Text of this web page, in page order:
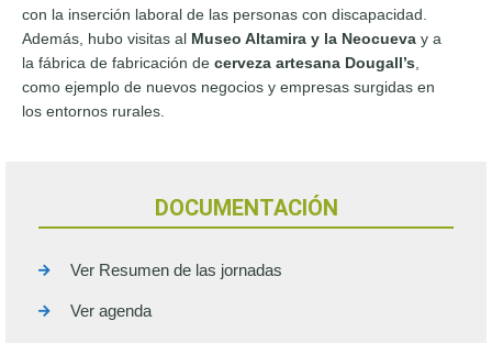
con la inserción laboral de las personas con discapacidad.
Además, hubo visitas al Museo Altamira y la Neocueva y a
la fábrica de fabricación de cerveza artesana Dougall’s
como ejemplo de nuevos negocios y empresas surgidas en
los entornos rurales.
DOCUMENTACIÓN
Ver Resumen de las jornadas
Ver agenda